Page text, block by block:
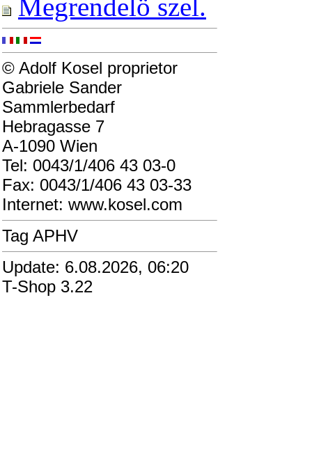
Megrendelö szel.
© Adolf Kosel proprietor
Gabriele Sander
Sammlerbedarf
Hebragasse 7
A-1090 Wien
Tel: 0043/1/406 43 03-0
Fax: 0043/1/406 43 03-33
Internet: www.kosel.com
Tag APHV
Update: 6.08.2026, 06:20
T-Shop 3.22